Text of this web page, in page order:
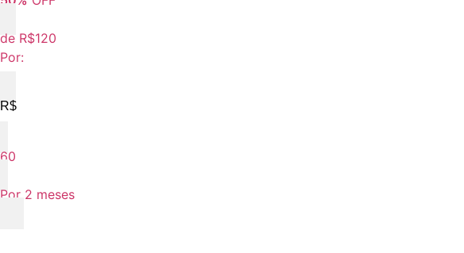
de R$120
Por:
R$
60
Por 2 meses